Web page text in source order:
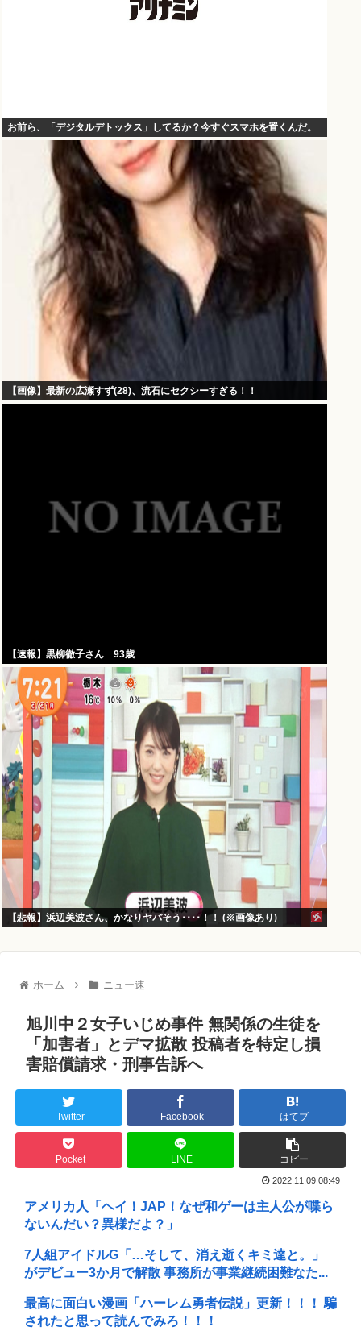
お前ら、「デジタルデトックス」してるか？今すぐスマホを置くんだ。
【画像】最新の広瀬すず(28)、流石にセクシーすぎる！！
【速報】黒柳徹子さん 93歳
【悲報】浜辺美波さん、かなりヤバそう････！！ (※画像あり)
ホーム ニュー速
旭川中２女子いじめ事件 無関係の生徒を
「加害者」とデマ拡散 投稿者を特定し損
害賠償請求・刑事告訴へ
Twitter Facebook はてブ
Pocket LINE コピー
2022.11.09 08:49
アメリカ人「ヘイ！JAP！なぜ和ゲーは主人公が喋ら
ないんだい？異様だよ？」
7人組アイドルG「…そして、消え逝くキミ達と。」
がデビュー3か月で解散 事務所が事業継続困難なた...
最高に面白い漫画「ハーレム勇者伝説」更新！！！ 騙
されたと思って読んでみろ！！！